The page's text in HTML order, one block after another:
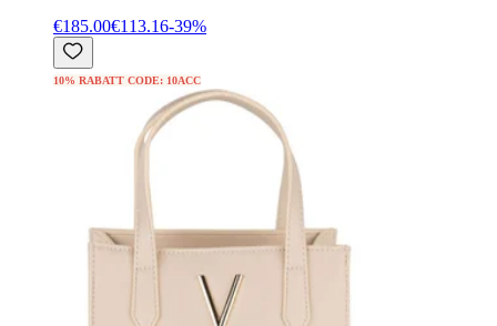
€185.00€113.16-39%
10% RABATT CODE: 10ACC